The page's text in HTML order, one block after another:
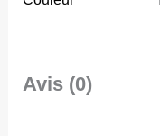
Avis (0)